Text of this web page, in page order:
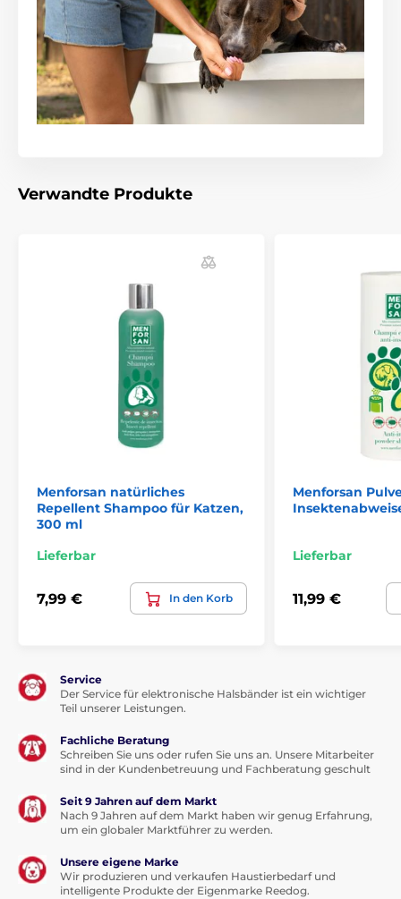
Verwandte Produkte
Menforsan natürliches
Repellent Shampoo für Katzen,
300 ml
Lieferbar
7,99 € In den Korb
Menforsan
Lieferbar
11,99 €
Service
Der Service für elektronische Halsbänder ist ein wichtiger
Teil unserer Leistungen.
Fachliche Beratung
Schreiben Sie uns oder rufen Sie uns an. Unsere Mitarbeiter
sind in der Kundenbetreuung und Fachberatung geschult
Seit 9 Jahren auf dem Markt
Nach 9 Jahren auf dem Markt haben wir genug Erfahrung,
um ein globaler Marktführer zu werden.
Unsere eigene Marke
Wir produzieren und verkaufen Haustierbedarf und
intelligente Produkte der Eigenmarke Reedog.